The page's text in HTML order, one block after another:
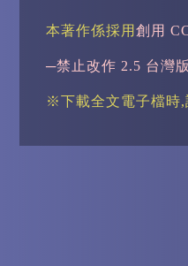
本著作係採用創用
─禁止改作 2.5 台灣
※下載全文電子檔時